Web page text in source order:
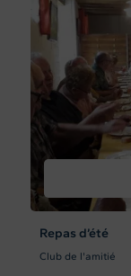
Repas d’été
Club de l'amitié